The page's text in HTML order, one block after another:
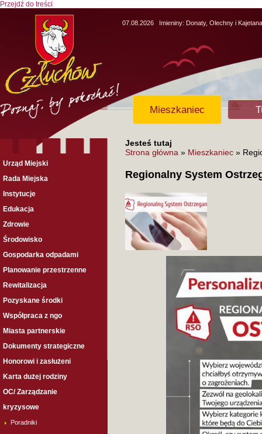
Przejdź do treści
07.08.2026 Imieniny: Donaty, Olechny i Kajetana
Mieszkaniec
Urząd Miejski
Rada Miejska
Instytucje
Edukacja
Zdrowie
Środowisko
Gospodarka odpadami
Planowanie przestrzenne
Rewitalizacja
Pozyskane środki
Współpraca z ngo
Miasta partnerskie
Dokumenty strategiczne
Honorowi i zasłużeni
Karta dużej rodziny
OC/ Zarządzanie
kryzysowe
Poradniki
Jesteś tutaj
Strona główna » Mieszkaniec »
Regionalny System